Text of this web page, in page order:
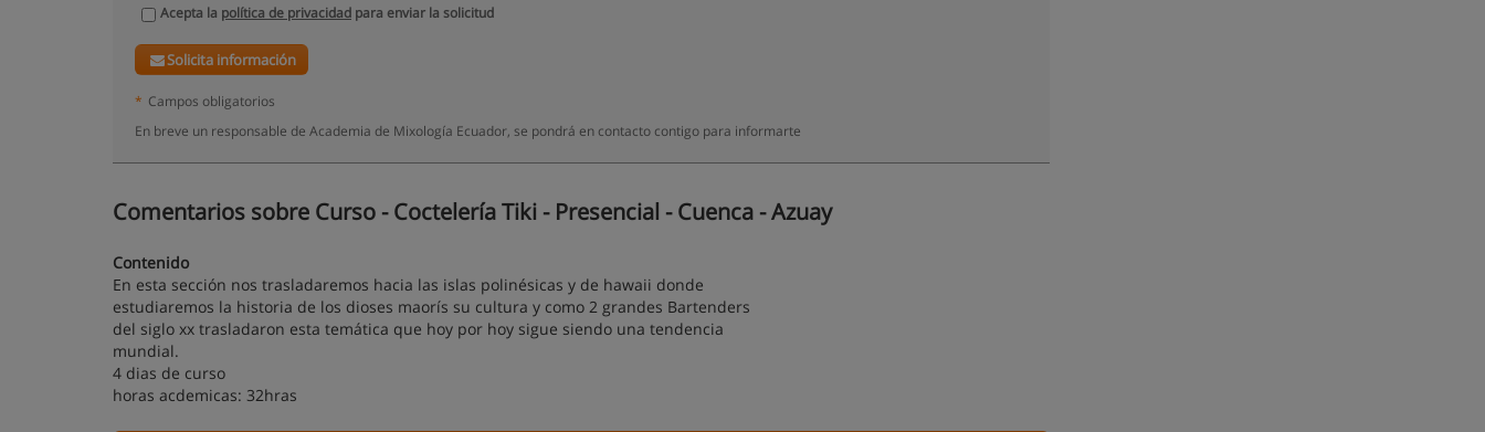
Acepta la política de privacidad para enviar la solicitud
Solicita información
* Campos obligatorios
En breve un responsable de Academia de Mixología Ecuador, se pondrá en contacto contigo para informarte
Comentarios sobre Curso - Coctelería Tiki - Presencial - Cuenca - Azuay
Contenido
En esta sección nos trasladaremos hacia las islas polinésicas y de hawaii donde
estudiaremos la historia de los dioses maorís su cultura y como 2 grandes Bartenders
del siglo xx trasladaron esta temática que hoy por hoy sigue siendo una tendencia
mundial.
4 dias de curso
horas acdemicas: 32hras